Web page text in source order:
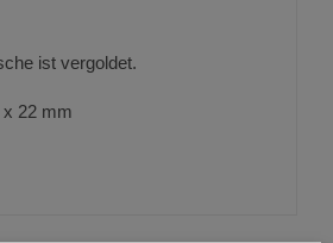
ist vergoldet.
22 mm